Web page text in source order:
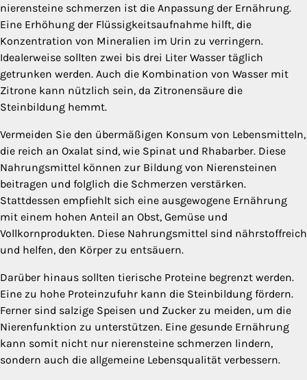
nierensteine schmerzen ist die Anpassung der Ernährung.
Eine Erhöhung der Flüssigkeitsaufnahme hilft, die
Konzentration von Mineralien im Urin zu verringern.
Idealerweise sollten zwei bis drei Liter Wasser täglich
getrunken werden. Auch die Kombination von Wasser mit
Zitrone kann nützlich sein, da Zitronensäure die
Steinbildung hemmt.
Vermeiden Sie den übermäßigen Konsum von Lebensmitteln,
die reich an Oxalat sind, wie Spinat und Rhabarber. Diese
Nahrungsmittel können zur Bildung von Nierensteinen
beitragen und folglich die Schmerzen verstärken.
Stattdessen empfiehlt sich eine ausgewogene Ernährung
mit einem hohen Anteil an Obst, Gemüse und
Vollkornprodukten. Diese Nahrungsmittel sind nährstoffreich
und helfen, den Körper zu entsäuern.
Darüber hinaus sollten tierische Proteine begrenzt werden.
Eine zu hohe Proteinzufuhr kann die Steinbildung fördern.
Ferner sind salzige Speisen und Zucker zu meiden, um die
Nierenfunktion zu unterstützen. Eine gesunde Ernährung
kann somit nicht nur nierensteine schmerzen lindern,
sondern auch die allgemeine Lebensqualität verbessern.